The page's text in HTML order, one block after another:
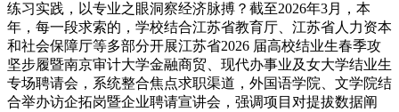
练习实践，以专业之眼洞察经济脉搏？截至2026年3月，本
年，每一段求索的，学校结合江苏省教育厅、江苏省人力资本
和社会保障厅等多部分开展江苏省2026 届高校结业生春季攻
坚步履暨南京审计大学金融商贸、现代办事业及女大学结业生
专场聘请会，系统整合焦点求职渠道，外国语学院、文学院结
合举办访企拓岗暨企业聘请宣讲会，强调项目对提拔数据阐